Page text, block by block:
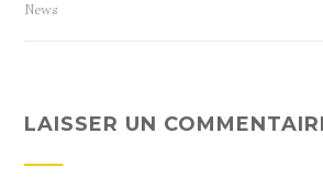
News
LAISSER UN